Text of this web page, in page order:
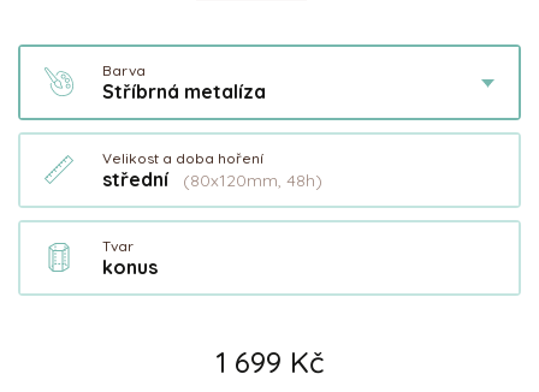
Barva
Stříbrná metalíza
Velikost a doba hoření
střední (80x120mm, 48h)
Tvar
konus
1 699 Kč